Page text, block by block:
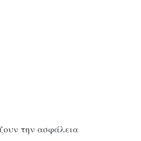
την ασφάλεια